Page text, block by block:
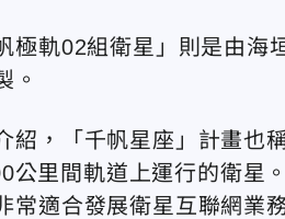
極軌02組衛星」則是由海
。
紹，「千帆星座」計畫也
公里間軌道上運行的衛星
常適合發展衛星互聯網業